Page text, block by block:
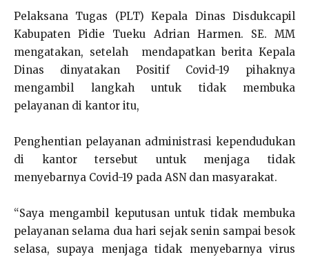
Pelaksana Tugas (PLT) Kepala Dinas Disdukcapil
Kabupaten Pidie Tueku Adrian Harmen. SE. MM
mengatakan, setelah mendapatkan berita Kepala
Dinas dinyatakan Positif Covid-19 pihaknya
mengambil langkah untuk tidak membuka
pelayanan di kantor itu,
Penghentian pelayanan administrasi kependudukan
di kantor tersebut untuk menjaga tidak
menyebarnya Covid-19 pada ASN dan masyarakat.
“Saya mengambil keputusan untuk tidak membuka
pelayanan selama dua hari sejak senin sampai besok
selasa, supaya menjaga tidak menyebarnya virus